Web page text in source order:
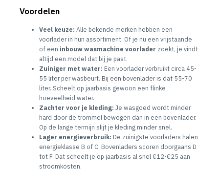
Voordelen
Veel keuze: Alle bekende merken hebben een
voorlader in hun assortiment. Of je nu een vrijstaande
of een inbouw wasmachine voorlader zoekt, je vindt
altijd een model dat bij je past.
Zuiniger met water: Een voorlader verbruikt circa 45-
55 liter per wasbeurt. Bij een bovenlader is dat 55-70
liter. Scheelt op jaarbasis gewoon een flinke
hoeveelheid water.
Zachter voor je kleding: Je wasgoed wordt minder
hard door de trommel bewogen dan in een bovenlader.
Op de lange termijn slijt je kleding minder snel.
Lager energieverbruik: De zuinigste voorladers halen
energieklasse B of C. Bovenladers scoren doorgaans D
tot F. Dat scheelt je op jaarbasis al snel €12-€25 aan
stroomkosten.